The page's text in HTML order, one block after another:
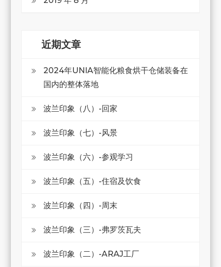
近期文章
2024年UNIA智能化粮食烘干仓储装备在
国内的整体落地
波兰印象（八）-回家
波兰印象（七）-风景
波兰印象（六）-参观学习
波兰印象（五）-住宿及饮食
波兰印象（四）-周末
波兰印象（三）-弗罗茨瓦夫
波兰印象（二）-ARAJ工厂